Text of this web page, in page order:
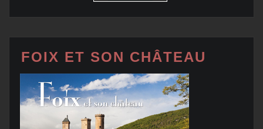
FOIX ET SON CHÂTEAU